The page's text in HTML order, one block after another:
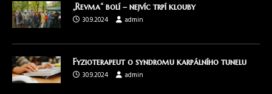
„Revma“ bolí – nejvíc trpí klouby
30.9.2024
admin
Fyzioterapeut o syndromu karpálního tunelu
30.9.2024
admin